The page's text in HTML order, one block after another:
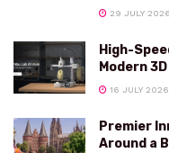
29 JULY 2026
High-
Modern
16 JULY 2026
Premier
Around a